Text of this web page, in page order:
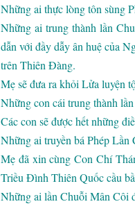
Những ai thực lòng tôn sùng
Những ai trung thành lần
dẫn với đầy dẫy ân huệ của
trên Thiên Đàng.
Mẹ sẽ đưa ra khỏi Lửa luyện
Những con cái trung thành
Các con sẽ được hết những
Những ai truyền bá Phép
Mẹ đã xin cùng Con Chí
Triều Đình Thiên Quốc cầu
Những ai lần Chuỗi Mân Côi